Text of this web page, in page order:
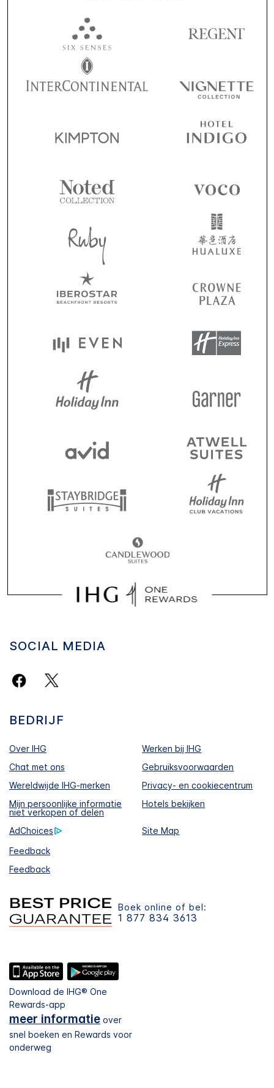
SOCIAL MEDIA
BEDRIJF
Over IHG
Werken bij IHG
Chat met ons
Gebruiksvoorwaarden
Wereldwijde IHG-merken
Privacy- en cookiecentrum
Mijn persoonlijke informatie
niet verkopen of delen
Hotels bekijken
AdChoices
Site Map
Feedback
Feedback
Boek online of bel:
1 877 834 3613
Download de IHG® One
Rewards-app
meer informatie over
snel boeken en Rewards voor
onderweg